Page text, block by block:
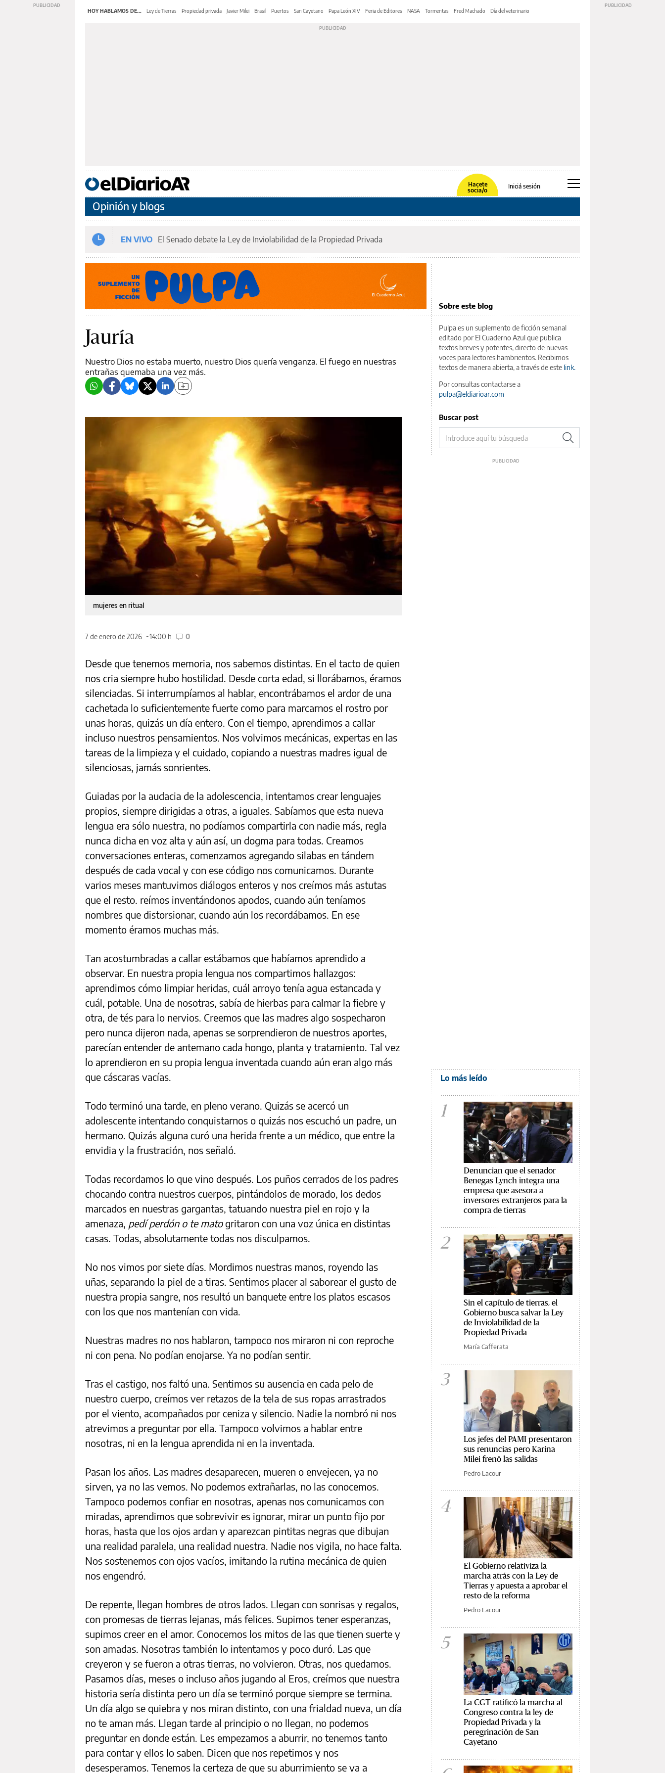
HOY HABLAMOS DE... Ley de Tierras Propiedad privada Javier Milei Brasil Puertos San Cayetano Papa León XIV Feria de Editores NASA Tormentas Fred Machado Día del veterinario
Hacete
socia/o
Iniciá sesión
Opinión y blogs
EN VIVO El Senado debate la Ley de Inviolabilidad de la Propiedad Privada
Jauría
Nuestro Dios no estaba muerto, nuestro Dios quería venganza. El fuego en nuestras
entrañas quemaba una vez más.
mujeres en ritual
7 de enero de 2026 14:00 h 0
Desde que tenemos memoria, nos sabemos distintas. En el tacto de quien
nos cria siempre hubo hostilidad. Desde corta edad, si llorábamos, éramos
silenciadas. Si interrumpíamos al hablar, encontrábamos el ardor de una
cachetada lo suficientemente fuerte como para marcarnos el rostro por
unas horas, quizás un día entero. Con el tiempo, aprendimos a callar
incluso nuestros pensamientos. Nos volvimos mecánicas, expertas en las
tareas de la limpieza y el cuidado, copiando a nuestras madres igual de
silenciosas, jamás sonrientes.
Guiadas por la audacia de la adolescencia, intentamos crear lenguajes
propios, siempre dirigidas a otras, a iguales. Sabíamos que esta nueva
lengua era sólo nuestra, no podíamos compartirla con nadie más, regla
nunca dicha en voz alta y aún así, un dogma para todas. Creamos
conversaciones enteras, comenzamos agregando silabas en tándem
después de cada vocal y con ese código nos comunicamos. Durante
varios meses mantuvimos diálogos enteros y nos creímos más astutas
que el resto. reímos inventándonos apodos, cuando aún teníamos
nombres que distorsionar, cuando aún los recordábamos. En ese
momento éramos muchas más.
Tan acostumbradas a callar estábamos que habíamos aprendido a
observar. En nuestra propia lengua nos compartimos hallazgos:
aprendimos cómo limpiar heridas, cuál arroyo tenía agua estancada y
cuál, potable. Una de nosotras, sabía de hierbas para calmar la fiebre y
otra, de tés para lo nervios. Creemos que las madres algo sospecharon
pero nunca dijeron nada, apenas se sorprendieron de nuestros aportes,
parecían entender de antemano cada hongo, planta y tratamiento. Tal vez
lo aprendieron en su propia lengua inventada cuando aún eran algo más
que cáscaras vacías.
Todo terminó una tarde, en pleno verano. Quizás se acercó un
adolescente intentando conquistarnos o quizás nos escuchó un padre, un
hermano. Quizás alguna curó una herida frente a un médico, que entre la
envidia y la frustración, nos señaló.
Todas recordamos lo que vino después. Los puños cerrados de los padres
chocando contra nuestros cuerpos, pintándolos de morado, los dedos
marcados en nuestras gargantas, tatuando nuestra piel en rojo y la
amenaza, pedí perdón o te mato gritaron con una voz única en distintas
casas. Todas, absolutamente todas nos disculpamos.
No nos vimos por siete días. Mordimos nuestras manos, royendo las
uñas, separando la piel de a tiras. Sentimos placer al saborear el gusto de
nuestra propia sangre, nos resultó un banquete entre los platos escasos
con los que nos mantenían con vida.
Nuestras madres no nos hablaron, tampoco nos miraron ni con reproche
ni con pena. No podían enojarse. Ya no podían sentir.
Tras el castigo, nos faltó una. Sentimos su ausencia en cada pelo de
nuestro cuerpo, creímos ver retazos de la tela de sus ropas arrastrados
por el viento, acompañados por ceniza y silencio. Nadie la nombró ni nos
atrevimos a preguntar por ella. Tampoco volvimos a hablar entre
nosotras, ni en la lengua aprendida ni en la inventada.
Pasan los años. Las madres desaparecen, mueren o envejecen, ya no
sirven, ya no las vemos. No podemos extrañarlas, no las conocemos.
Tampoco podemos confiar en nosotras, apenas nos comunicamos con
miradas, aprendimos que sobrevivir es ignorar, mirar un punto fijo por
horas, hasta que los ojos ardan y aparezcan pintitas negras que dibujan
una realidad paralela, una realidad nuestra. Nadie nos vigila, no hace falta.
Nos sostenemos con ojos vacíos, imitando la rutina mecánica de quien
nos engendró.
De repente, llegan hombres de otros lados. Llegan con sonrisas y regalos,
con promesas de tierras lejanas, más felices. Supimos tener esperanzas,
supimos creer en el amor. Conocemos los mitos de las que tienen suerte y
son amadas. Nosotras también lo intentamos y poco duró. Las que
creyeron y se fueron a otras tierras, no volvieron. Otras, nos quedamos.
Pasamos días, meses o incluso años jugando al Eros, creímos que nuestra
historia sería distinta pero un día se terminó porque siempre se termina.
Un día algo se quiebra y nos miran distinto, con una frialdad nueva, un día
no te aman más. Llegan tarde al principio o no llegan, no podemos
preguntar en donde están. Les empezamos a aburrir, no tenemos tanto
para contar y ellos lo saben. Dicen que nos repetimos y nos
desesperamos. Tenemos la certeza de que su aburrimiento se va a
Sobre este blog
Pulpa es un suplemento de ficción semanal
editado por El Cuaderno Azul que publica
textos breves y potentes, directo de nuevas
voces para lectores hambrientos. Recibimos
textos de manera abierta, a través de este link.
Por consultas contactarse a
pulpa@eldiarioar.com
Buscar post
Lo más leído
1
Denuncian que el senador
Benegas Lynch integra una
empresa que asesora a
inversores extranjeros para la
compra de tierras
2
Sin el capítulo de tierras, el
Gobierno busca salvar la Ley
de Inviolabilidad de la
Propiedad Privada
María Cafferata
3
Los jefes del PAMI presentaron
sus renuncias pero Karina
Milei frenó las salidas
Pedro Lacour
4
El Gobierno relativiza la
marcha atrás con la Ley de
Tierras y apuesta a aprobar el
resto de la reforma
Pedro Lacour
5
La CGT ratificó la marcha al
Congreso contra la ley de
Propiedad Privada y la
peregrinación de San
Cayetano